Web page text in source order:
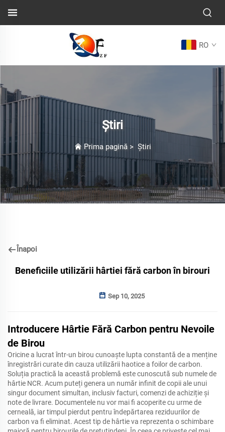
RO
Știri
Prima pagină> Știri
Înapoi
Beneficiile utilizării hârtiei fără carbon în birouri
Sep 10, 2025
Introducere Hârtie Fără Carbon pentru Nevoile
de Birou
Oricine a lucrat într-un birou cunoaște lupta constantă de a menține
înregistrări curate din cauza utilizării haotice a foilor de carbon.
Soluția practică la această problemă este cunoscută sub numele de
hârtie NCR. Acum puteți genera un număr infinit de copii ale unui
singur document simultan, inclusiv facturi, comenzi de achiziție și
note de livrare. Documentele nu vor mai fi acoperite cu urme de
cerneală, iar timpul pierdut pentru îndepărtarea reziduurilor de
carbon va fi eliminat. Acest tip de hârtie va reprezenta o schimbare